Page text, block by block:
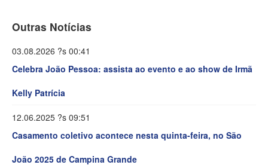
Outras Notícias
03.08.2026 ?s 00:41
Celebra João Pessoa: assista ao evento e ao show de Irmã
Kelly Patrícia
12.06.2025 ?s 09:51
Casamento coletivo acontece nesta quinta-feira, no São
João 2025 de Campina Grande